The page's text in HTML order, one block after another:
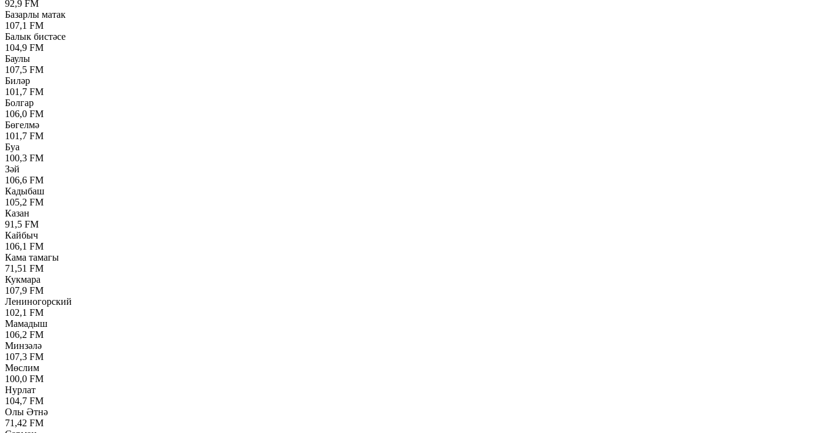
92,9 FM
Базарлы матак
107,1 FM
Балык бистәсе
104,9 FM
Баулы
107,5 FM
Биләр
101,7 FM
Болгар
106,0 FM
Бөгелмә
101,7 FM
Буа
100,3 FM
Зәй
106,6 FM
Кадыбаш
105,2 FM
Казан
91,5 FM
Кайбыч
106,1 FM
Кама тамагы
71,51 FM
Кукмара
107,9 FM
Лениногорский
102,1 FM
Мамадыш
106,2 FM
Минзәлә
107,3 FM
Мөслим
100,0 FM
Нурлат
104,7 FM
Олы Әтнә
71,42 FM